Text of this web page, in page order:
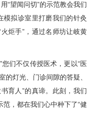
“望闻问切”的示范教会我们
模拟诊室里打磨我们的针灸
炬手”，通过名师坊让岐黄
们不仅传授医术，更以“医
的灯光、门诊间隙的答疑、
育人”的真谛。此刻，我们
，都在我们心中种下了“健